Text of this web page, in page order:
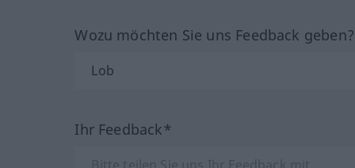
Wozu möchten Sie uns Feedback
Ihr Feedback*